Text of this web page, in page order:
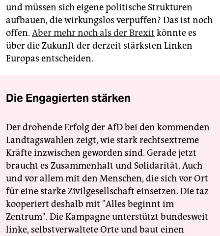
und müssen sich eigene politische Strukturen
aufbauen, die wirkungslos verpuffen? Das ist noch
offen. Aber mehr noch als der Brexit könnte es
über die Zukunft der derzeit stärksten Linken
Europas entscheiden.
Die Engagierten stärken
Der drohende Erfolg der AfD bei den kommenden
Landtagswahlen zeigt, wie stark rechtsextreme
Kräfte inzwischen geworden sind. Gerade jetzt
braucht es Zusammenhalt und Solidarität. Auch
und vor allem mit den Menschen, die sich vor Ort
für eine starke Zivilgesellschaft einsetzen. Die taz
kooperiert deshalb mit "Alles beginnt im
Zentrum". Die Kampagne unterstützt bundesweit
linke, selbstverwaltete Orte und baut einen